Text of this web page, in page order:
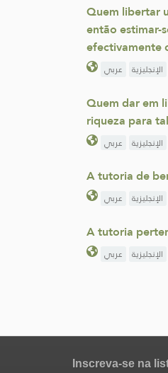
Quem libertar
então estimar-
efectivamente
عربي الإنجليزية
Quem dar em
riqueza para
عربي الإنجليزية
A tutoria de
عربي الإنجليزية
A tutoria
عربي الإنجليزية
Inscreva-se na